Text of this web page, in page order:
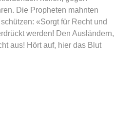
Die Propheten mahnten
«Sorgt für Recht und
werden! Den Ausländern,
aus! Hört auf, hier das Blut